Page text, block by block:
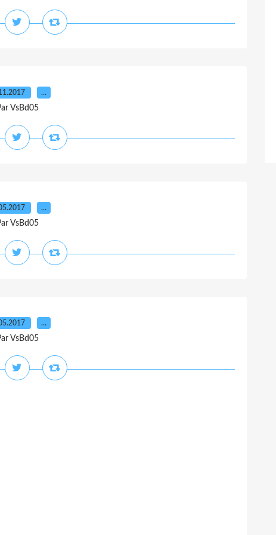
…
VsBd05
…
VsBd05
…
VsBd05